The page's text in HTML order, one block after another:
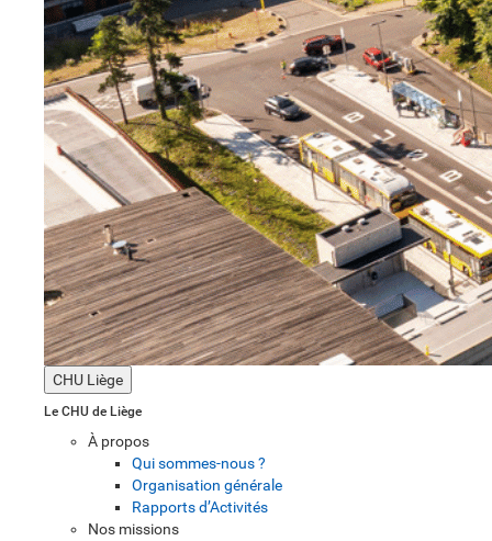
CHU Liège
Le CHU de Liège
À propos
Qui sommes-nous ?
Organisation générale
Rapports d’Activités
Nos missions